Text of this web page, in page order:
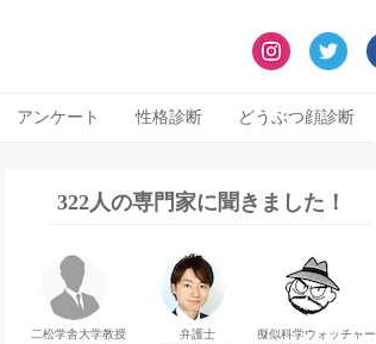
アンケート 性格診断 どうぶつ顔診断
322人の専門家に聞きました！
二松学舎大学教授 弁護士 擬似科学ウォッチャー